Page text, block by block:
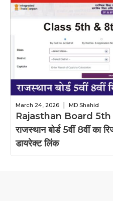
March 24, 2026 MD Shahid
Rajasthan Board
राजस्थान बोर्ड 5वीं 8वीं का
डायरेक्ट लिंक